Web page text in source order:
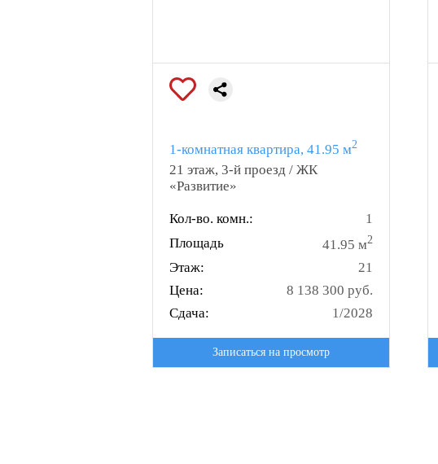
1-комнатная квартира, 41.95 м2
21 этаж, 3-й проезд / ЖК
«Развитие»
Кол-во. комн.:
1
Площадь
41.95 м2
Этаж:
21
Цена:
8 138 300 руб.
Сдача:
1/2028
Записаться на просмотр